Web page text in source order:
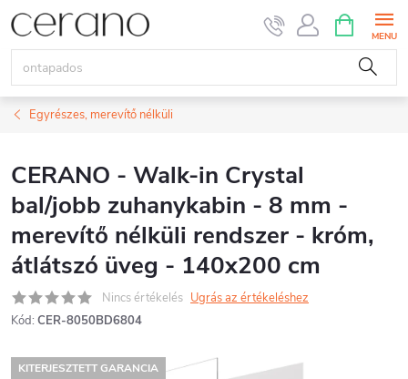
Ugrás
tartalomhoz
KOSÁR
Egyrészes, merevítő nélküli
CERANO - Walk-in Crystal
bal/jobb zuhanykabin - 8 mm -
merevítő nélküli rendszer - króm,
átlátszó üveg - 140x200 cm
Nincs értékelés Ugrás az értékeléshez
Kód: CER-8050BD6804
KITERJESZTETT GARANCIA